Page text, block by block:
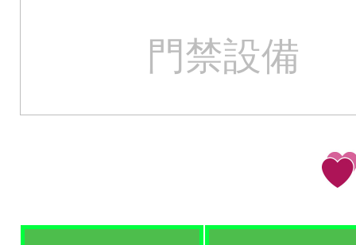
門禁設備